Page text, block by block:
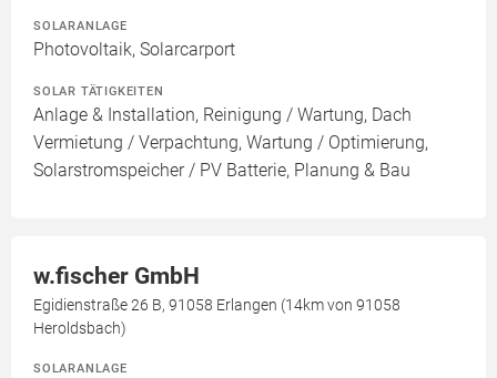
SOLARANLAGE
Photovoltaik, Solarcarport
SOLAR TÄTIGKEITEN
Anlage & Installation, Reinigung / Wartung, Dach
Vermietung / Verpachtung, Wartung / Optimierung,
Solarstromspeicher / PV Batterie, Planung & Bau
w.fischer GmbH
Egidienstraße 26 B, 91058 Erlangen (14km von 91058
Heroldsbach)
SOLARANLAGE